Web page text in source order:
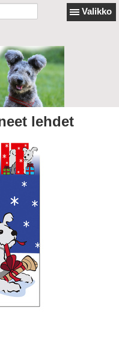
Valikko
lehdet